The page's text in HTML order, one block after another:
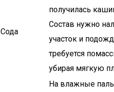
Сода
получилась
Состав нужно
участок и
требуется
убирая мягкую
На влажные